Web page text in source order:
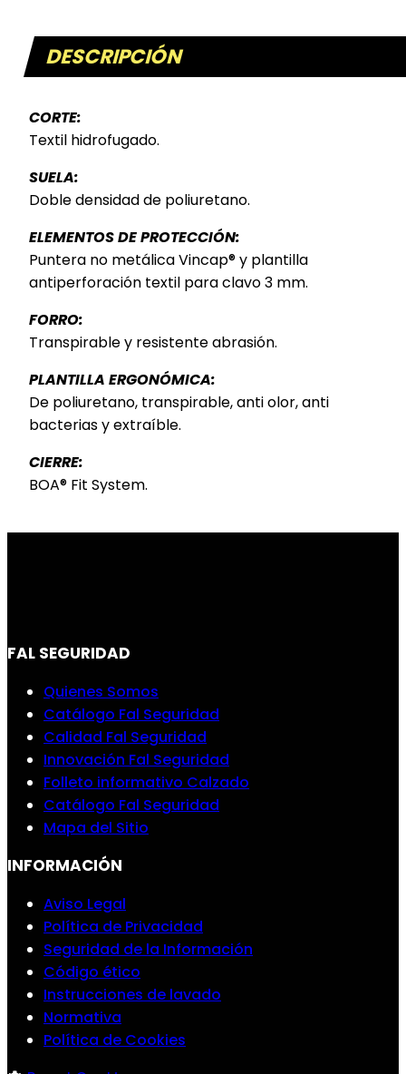
DESCRIPCIÓN
CORTE:
Textil hidrofugado.
SUELA:
Doble densidad de poliuretano.
ELEMENTOS DE PROTECCIÓN:
Puntera no metálica Vincap® y plantilla
antiperforación textil para clavo 3 mm.
FORRO:
Transpirable y resistente abrasión.
PLANTILLA ERGONÓMICA:
De poliuretano, transpirable, anti olor, anti
bacterias y extraíble.
CIERRE:
BOA® Fit System.
FAL SEGURIDAD
Quienes Somos
Catálogo Fal Seguridad
Calidad Fal Seguridad
Innovación Fal Seguridad
Folleto informativo Calzado
Catálogo Fal Seguridad
Mapa del Sitio
INFORMACIÓN
Aviso Legal
Política de Privacidad
Seguridad de la Información
Código ético
Instrucciones de lavado
Normativa
Política de Cookies